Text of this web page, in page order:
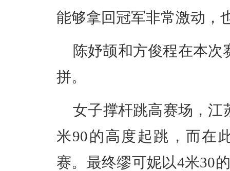
能够拿回冠军非常激动，
陈妤颉和方俊程在本次
拼。
女子撑杆跳高赛场，江
米90的高度起跳，而在
赛。最终缪可妮以4米30